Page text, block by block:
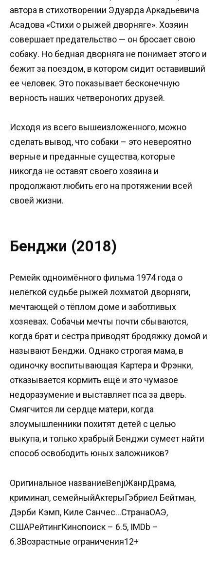
автора в стихотворении Эдуарда Аркадьевича
Асадова «Стихи о рыжей дворняге». Хозяин
совершает предательство — он бросает свою
собаку. Но бедная дворняга не понимает этого и
бежит за поездом, в котором сидит оставивший
ее человек. Это показывает бесконечную
верность наших четвероногих друзей.
Исходя из всего вышеизложенного, можно
сделать вывод, что собаки – это невероятно
верные и преданные существа, которые
никогда не оставят своего хозяина и
продолжают любить его на протяжении всей
своей жизни.
Бенджи (2018)
Ремейк одноимённого фильма 1974 года о
нелёгкой судьбе рыжей лохматой дворняги,
мечтающей о тёплом доме и заботливых
хозяевах. Собачьи мечты почти сбываются,
когда брат и сестра приводят бродяжку домой и
называют Бенджи. Однако строгая мама, в
одиночку воспитывающая Картера и Фрэнки,
отказывается кормить ещё и это чумазое
недоразумение и выставляет пса за дверь.
Смягчится ли сердце матери, когда
злоумышленники похитят детей с целью
выкупа, и только храбрый Бенджи сумеет найти
способ освободить юных заложников?
Оригинальное названиеBenjiЖанрДрама,
криминал, семейныйАктерыГэбриел Бейтман,
Дэрби Кэмп, Киле Санчес…СтранаОАЭ,
СШАРейтингКинопоиск – 6.5, IMDb –
6.3Возрастные ограничения12+